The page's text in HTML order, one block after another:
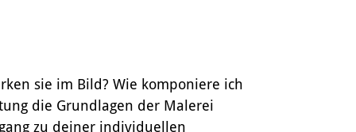
sie im Bild? Wie komponiere ich
die Grundlagen der Malerei
zu deiner individuellen